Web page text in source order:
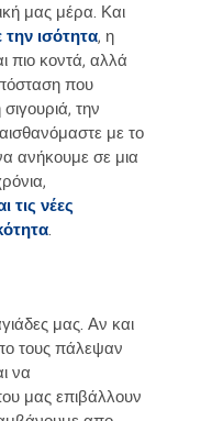
μας μέρα. Και
ισότητα, η
πιο κοντά, αλλά
που
την
με το
ανήκουμε σε μια
τις νέες
μας. Αν και
τους πάλεψαν
να
μας επιβάλλουν